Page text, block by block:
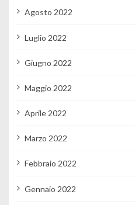
Agosto 2022
Luglio 2022
Giugno 2022
Maggio 2022
Aprile 2022
Marzo 2022
Febbraio 2022
Gennaio 2022